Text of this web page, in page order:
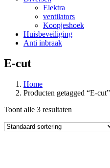
Elektra
ventilators
Koopjeshoek
Huisbeveiliging
Anti inbraak
E-cut
Home
Producten getagged “E-cut”
Toont alle 3 resultaten